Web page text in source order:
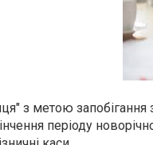
з метою
періоду